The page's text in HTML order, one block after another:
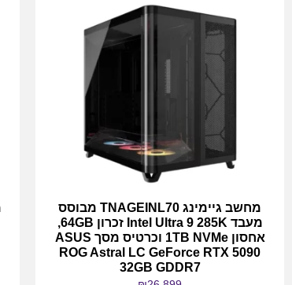
מחשב גיימינג TNAGEINL70 מבוסס
מעבד Intel Ultra 9 285K זכרון 64GB,
אחסון 1TB NVMe וכרטיס מסך ASUS
ROG Astral LC GeForce RTX 5090
32GB GDDR7